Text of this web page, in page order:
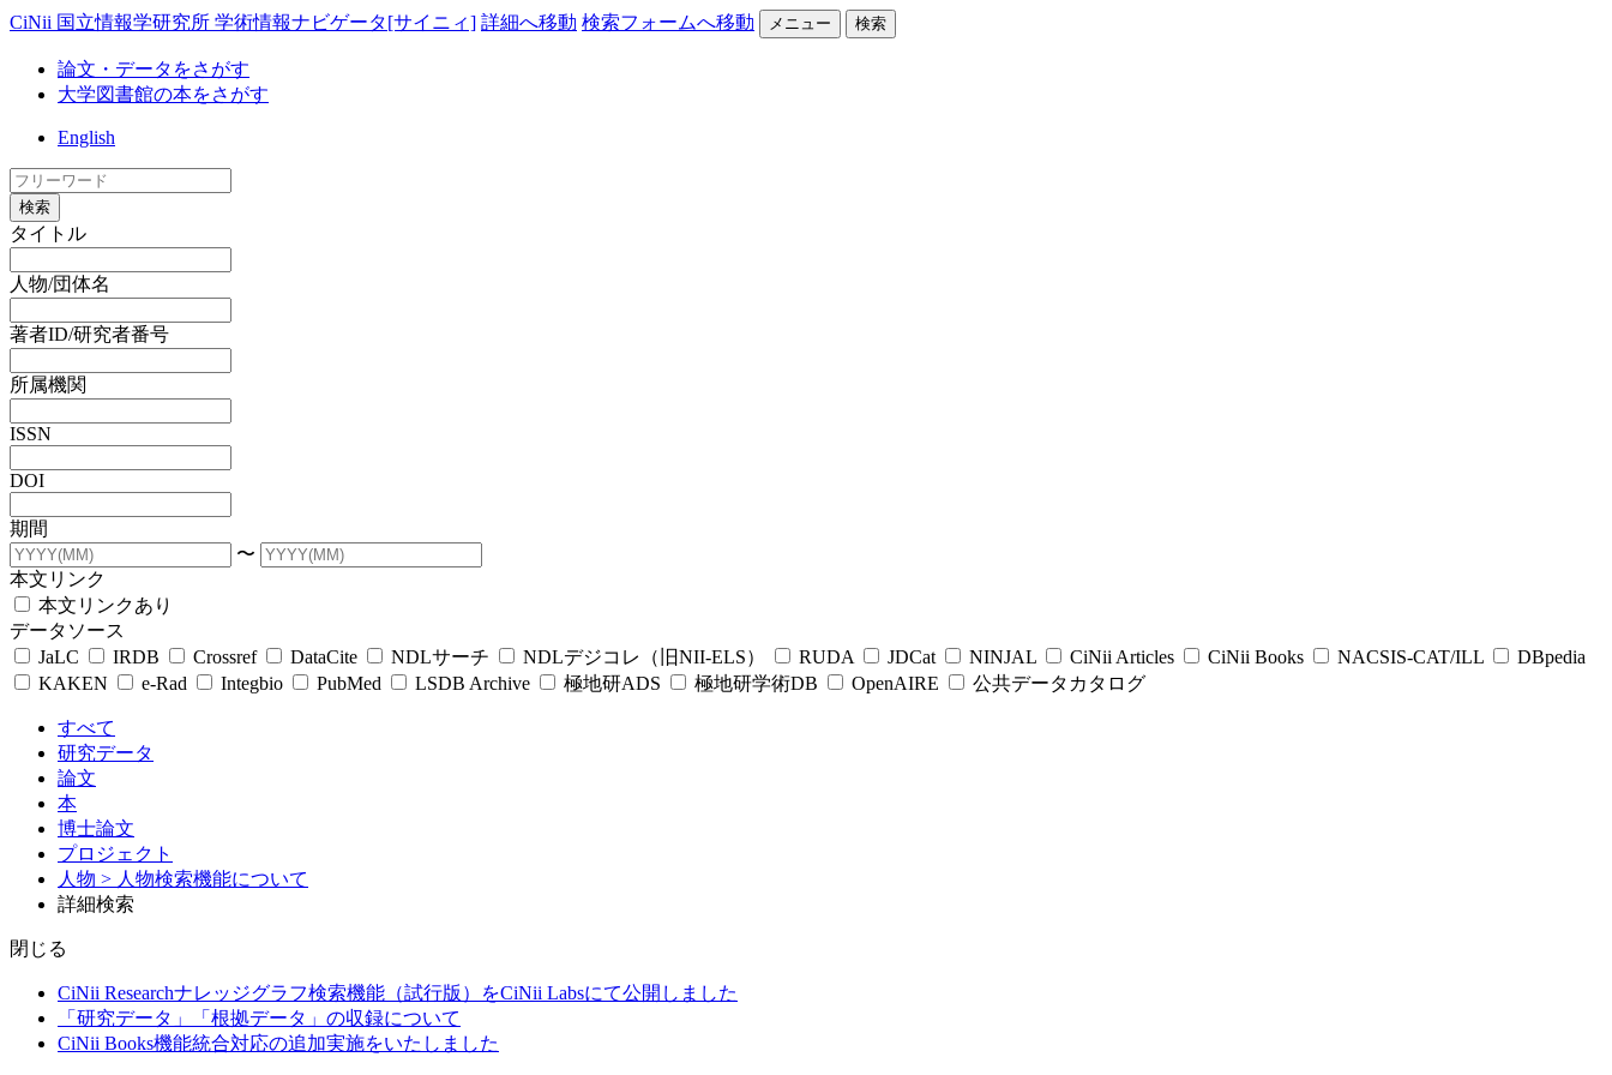
CiNii 国立情報学研究所 学術情報ナビゲータ[サイニィ] 詳細へ移動 検索フォームへ移動 メニュー 検索
論文・データをさがす
大学図書館の本をさがす
English
検索
タイトル
人物/団体名
著者ID/研究者番号
所属機関
ISSN
DOI
期間
〜
本文リンク
本文リンクあり
データソース
JaLC
IRDB Crossref DataCite NDLサーチ NDLデジコレ（旧NII-ELS） RUDA JDCat NINJAL CiNii Articles CiNii Books NACSIS-CAT/ILL
DBpedia
KAKEN
e-Rad Integbio PubMed LSDB Archive 極地研ADS 極地研学術DB OpenAIRE 公共データカタログ
すべて
研究データ
論文
本
博士論文
プロジェクト
人物 > 人物検索機能について
詳細検索
閉じる
CiNii Researchナレッジグラフ検索機能（試行版）をCiNii Labsにて公開しました
「研究データ」「根拠データ」の収録について
CiNii Books機能統合対応の追加実施をいたしました